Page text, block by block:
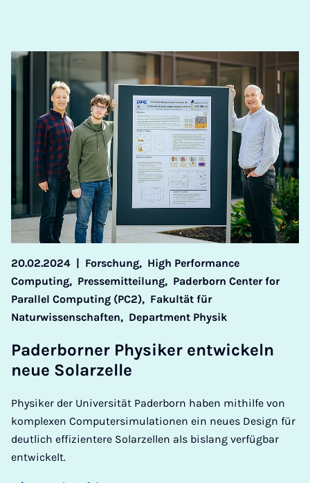
20.02.2024 | Forschung, High Performance
Computing, Pressemitteilung, Paderborn Center for
Parallel Computing (PC2), Fakultät für
Naturwissenschaften, Department Physik
Pa­der­bor­ner Phy­si­ker ent­wi­ckeln
neue So­la­r­zel­le
Physiker der Universität Paderborn haben mithilfe von
komplexen Computersimulationen ein neues Design für
deutlich effizientere Solarzellen als bislang verfügbar
entwickelt.